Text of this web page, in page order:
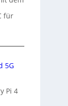
für
5G
Pi 4